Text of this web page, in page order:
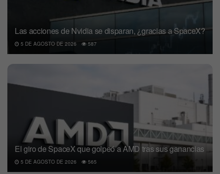
Las acciones de Nvidia se disparan, ¿gracias a SpaceX?
5 DE AGOSTO DE 2026 587
El giro de SpaceX que golpeó a AMD tras sus ganancias
5 DE AGOSTO DE 2026 565